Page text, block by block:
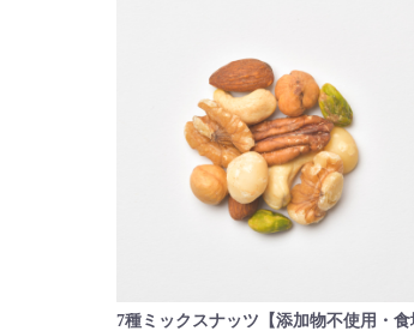
7種ミックスナッツ【添加物不使用・食